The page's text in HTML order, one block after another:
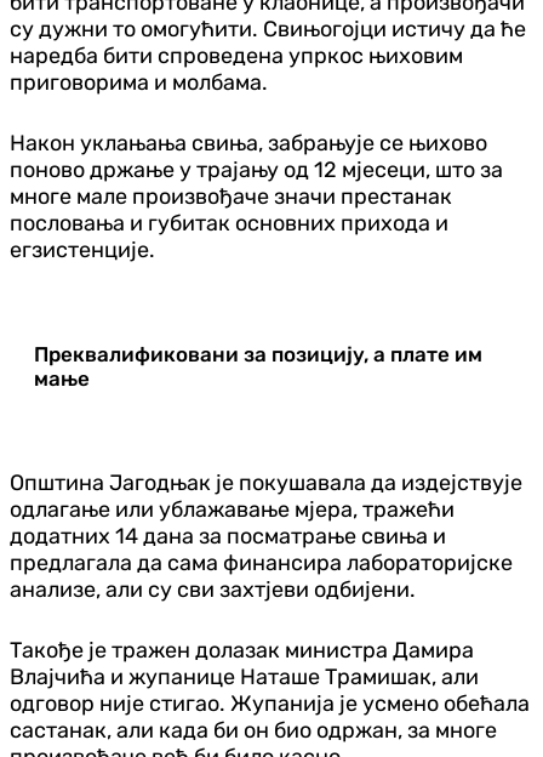
су дужни то омогућити. Свињогојци истичу да ће
наредба бити спроведена упркос њиховим
приговорима и молбама.
Након уклањања свиња, забрањује се њихово
поново држање у трајању од 12 мјесеци, што за
многе мале произвођаче значи престанак
пословања и губитак основних прихода и
егзистенције.
Преквалификовани за позицију, а плате им
мање
Општина Јагодњак је покушавала да издејствује
одлагање или ублажавање мјера, тражећи
додатних 14 дана за посматрање свиња и
предлагала да сама финансира лабораторијске
анализе, али су сви захтјеви одбијени.
Такође је тражен долазак министра Дамира
Влајчића и жупанице Наташе Трамишак, али
одговор није стигао. Жупанија је усмено обећала
састанак, али када би он био одржан, за многе